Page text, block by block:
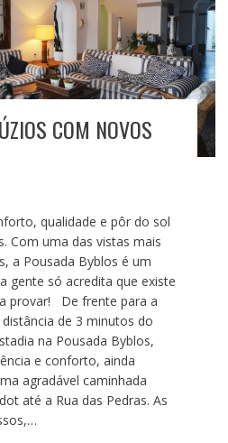
COM NOVOS
qualidade e pôr do sol
Com uma das vistas mais
a Pousada Byblos é um
gente só acredita que existe
provar! De frente para a
de 3 minutos do
na Pousada Byblos,
e conforto, ainda
agradável caminhada
até a Rua das Pedras. As